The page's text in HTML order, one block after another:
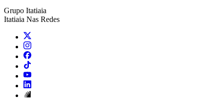
Grupo Itatiaia
Itatiaia Nas Redes